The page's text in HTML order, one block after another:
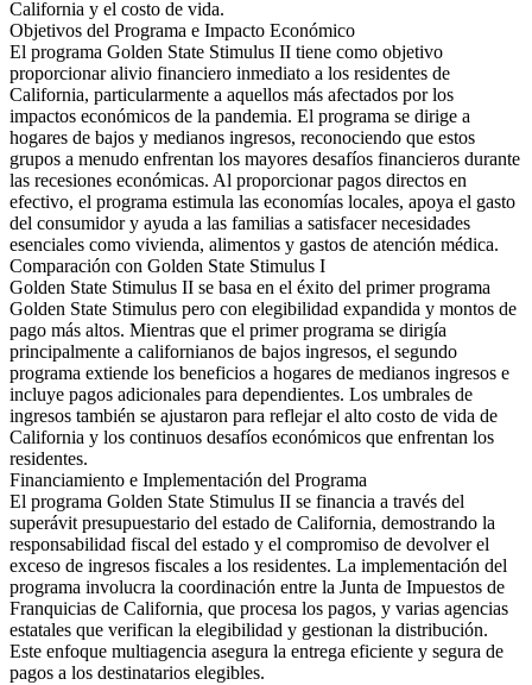
California y el costo de vida.
Objetivos del Programa e Impacto Económico
El programa Golden State Stimulus II tiene como objetivo
proporcionar alivio financiero inmediato a los residentes de
California, particularmente a aquellos más afectados por los
impactos económicos de la pandemia. El programa se dirige a
hogares de bajos y medianos ingresos, reconociendo que estos
grupos a menudo enfrentan los mayores desafíos financieros durante
las recesiones económicas. Al proporcionar pagos directos en
efectivo, el programa estimula las economías locales, apoya el gasto
del consumidor y ayuda a las familias a satisfacer necesidades
esenciales como vivienda, alimentos y gastos de atención médica.
Comparación con Golden State Stimulus I
Golden State Stimulus II se basa en el éxito del primer programa
Golden State Stimulus pero con elegibilidad expandida y montos de
pago más altos. Mientras que el primer programa se dirigía
principalmente a californianos de bajos ingresos, el segundo
programa extiende los beneficios a hogares de medianos ingresos e
incluye pagos adicionales para dependientes. Los umbrales de
ingresos también se ajustaron para reflejar el alto costo de vida de
California y los continuos desafíos económicos que enfrentan los
residentes.
Financiamiento e Implementación del Programa
El programa Golden State Stimulus II se financia a través del
superávit presupuestario del estado de California, demostrando la
responsabilidad fiscal del estado y el compromiso de devolver el
exceso de ingresos fiscales a los residentes. La implementación del
programa involucra la coordinación entre la Junta de Impuestos de
Franquicias de California, que procesa los pagos, y varias agencias
estatales que verifican la elegibilidad y gestionan la distribución.
Este enfoque multiagencia asegura la entrega eficiente y segura de
pagos a los destinatarios elegibles.